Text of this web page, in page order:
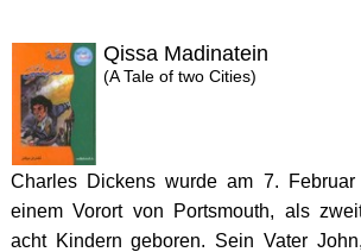
Qissa Madinatein
(A Tale of two Cities)
Charles Dickens wurde am 7.
einem Vorort von Portsmouth, als
acht Kindern geboren. Sein Vater